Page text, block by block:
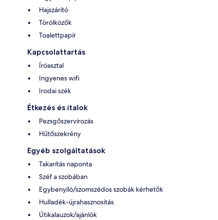
Hajszárító
Törölközők
Toalettpapír
Kapcsolattartás
Íróasztal
Ingyenes wifi
Irodai szék
Étkezés és italok
Pezsgőszervírozás
Hűtőszekrény
Egyéb szolgáltatások
Takarítás naponta
Széf a szobában
Egybenyíló/szomszédos szobák kérhetők
Hulladék-újrahasznosítás
Útikalauzok/ajánlók